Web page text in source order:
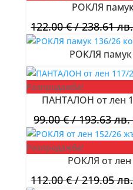
РОКЛЯ
122.00€/ 238.61
РОКЛЯ памук
Разпродажба!
ПАНТАЛОН от лен
99.00€/ 193.63 лв.
Разпродажба!
РОКЛЯ от
112.00€/ 219.05